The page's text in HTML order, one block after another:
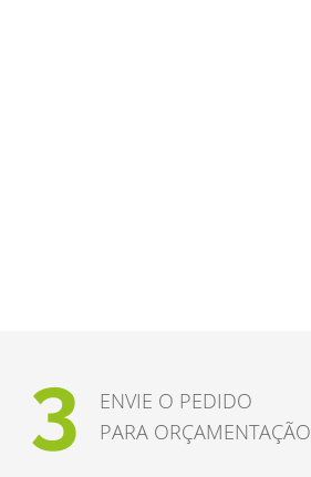
3
ENVIE O PEDIDO
PARA ORÇAMENTAÇÃO